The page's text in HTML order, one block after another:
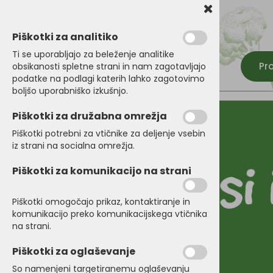
Piškotki za analitiko
Ti se uporabljajo za beleženje analitike
obsikanosti spletne strani in nam zagotavljajo
podatke na podlagi katerih lahko zagotovimo
boljšo uporabniško izkušnjo.
Piškotki za družabna omrežja
Piškotki potrebni za vtičnike za deljenje vsebin
iz strani na socialna omrežja.
Piškotki za komunikacijo na strani
Piškotki omogočajo prikaz, kontaktiranje in
komunikacijo preko komunikacijskega vtičnika
na strani.
Piškotki za oglaševanje
So namenjeni targetiranemu oglaševanju